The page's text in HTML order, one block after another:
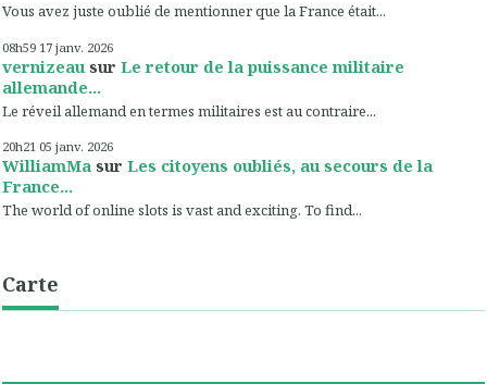
Vous avez juste oublié de mentionner que la France était...
08h59 17 janv. 2026
vernizeau sur Le retour de la puissance militaire
allemande...
Le réveil allemand en termes militaires est au contraire...
20h21 05 janv. 2026
WilliamMa sur Les citoyens oubliés, au secours de la
France...
The world of online slots is vast and exciting. To find...
Carte